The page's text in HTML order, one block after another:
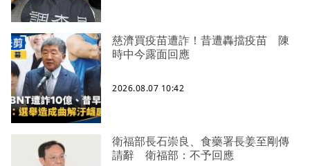
慈濟買疫苗遭詐！昔遭轟擋疫苗 陳
時中今露面回應
2026.08.07 10:42
衛福部長石崇良、食藥署長姜至剛傳
請辭 衛福部：不予回應